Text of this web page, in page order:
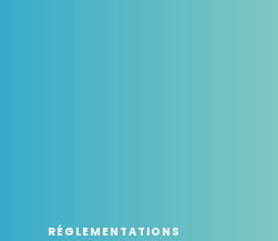
RÉGLEMENTATIONS